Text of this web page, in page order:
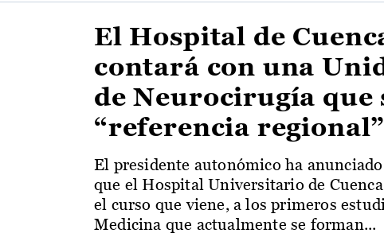
El Hospital de
contará con una
de Neurocirugía que
“referencia regional”
El presidente autonómico ha
que el Hospital Universitario de Cuenca
el curso que viene, a los primeros
Medicina que actualmente se forman...